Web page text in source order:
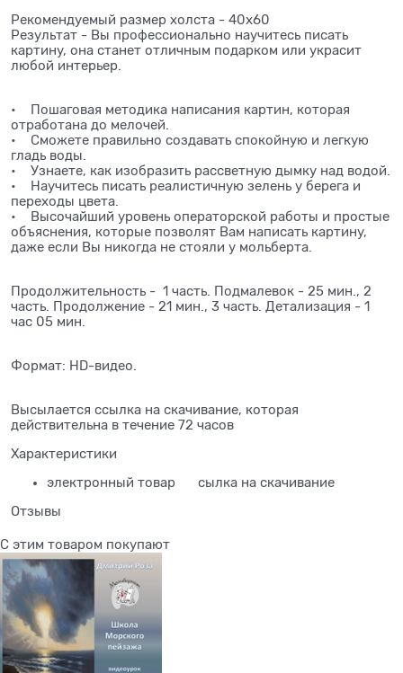
Рекомендуемый размер холста - 40х60
Результат - Вы профессионально научитесь писать
картину, она станет отличным подарком или украсит
любой интерьер.
• Пошаговая методика написания картин, которая
отработана до мелочей.
• Сможете правильно создавать спокойную и легкую
гладь воды.
• Узнаете, как изобразить рассветную дымку над водой.
• Научитесь писать реалистичную зелень у берега и
переходы цвета.
• Высочайший уровень операторской работы и простые
объяснения, которые позволят Вам написать картину,
даже если Вы никогда не стояли у мольберта.
Продолжительность - 1 часть. Подмалевок - 25 мин., 2
часть. Продолжение - 21 мин., 3 часть. Детализация - 1
час 05 мин.
Формат: HD-видео.
Высылается ссылка на скачивание, которая
действительна в течение 72 часов
Характеристики
электронный товар
сылка на скачивание
Отзывы
С этим товаром покупают